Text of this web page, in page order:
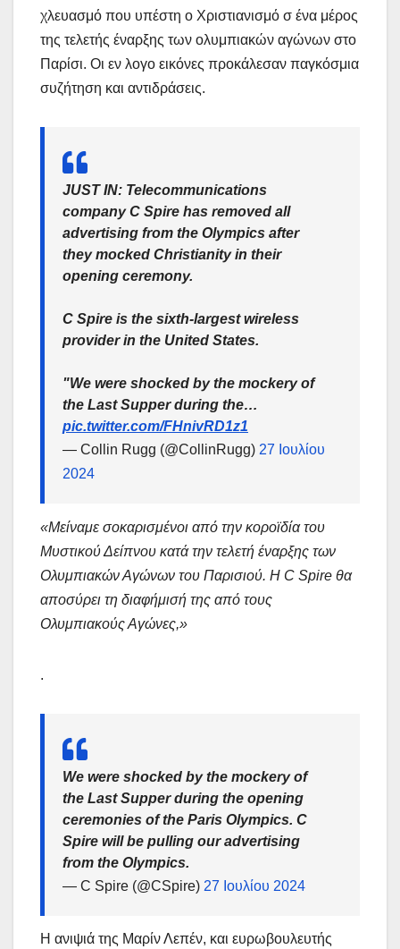
χλευασμό που υπέστη ο Χριστιανισμό σ ένα μέρος
της τελετής έναρξης των ολυμπιακών αγώνων στο
Παρίσι. Οι εν λογο εικόνες προκάλεσαν παγκόσμια
συζήτηση και αντιδράσεις.
JUST IN: Telecommunications
company C Spire has removed all
advertising from the Olympics after
they mocked Christianity in their
opening ceremony.
C Spire is the sixth-largest wireless
provider in the United States.
"We were shocked by the mockery of
the Last Supper during the…
pic.twitter.com/FHnivRD1z1
— Collin Rugg (@CollinRugg) 27 Ιουλίου
2024
«Μείναμε σοκαρισμένοι από την κοροϊδία του
Μυστικού Δείπνου κατά την τελετή έναρξης των
Ολυμπιακών Αγώνων του Παρισιού. Η C Spire θα
αποσύρει τη διαφήμισή της από τους
Ολυμπιακούς Αγώνες,»
.
We were shocked by the mockery of
the Last Supper during the opening
ceremonies of the Paris Olympics. C
Spire will be pulling our advertising
from the Olympics.
— C Spire (@CSpire) 27 Ιουλίου 2024
Η ανιψιά της Μαρίν Λεπέν, και ευρωβουλευτής